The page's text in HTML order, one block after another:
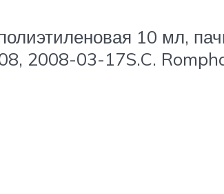
10 мл,
2008-03-17S.C.